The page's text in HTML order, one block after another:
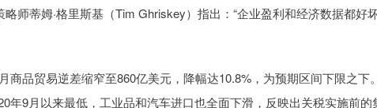
师蒂姆·格里斯基（Tim Ghriskey）指出：“企业盈利和经济数据都好
商品贸易逆差缩窄至860亿美元，降幅达10.8%，为预期区间下限之下
年9月以来最低，工业品和汽车进口也全面下滑，反映出关税实施前的